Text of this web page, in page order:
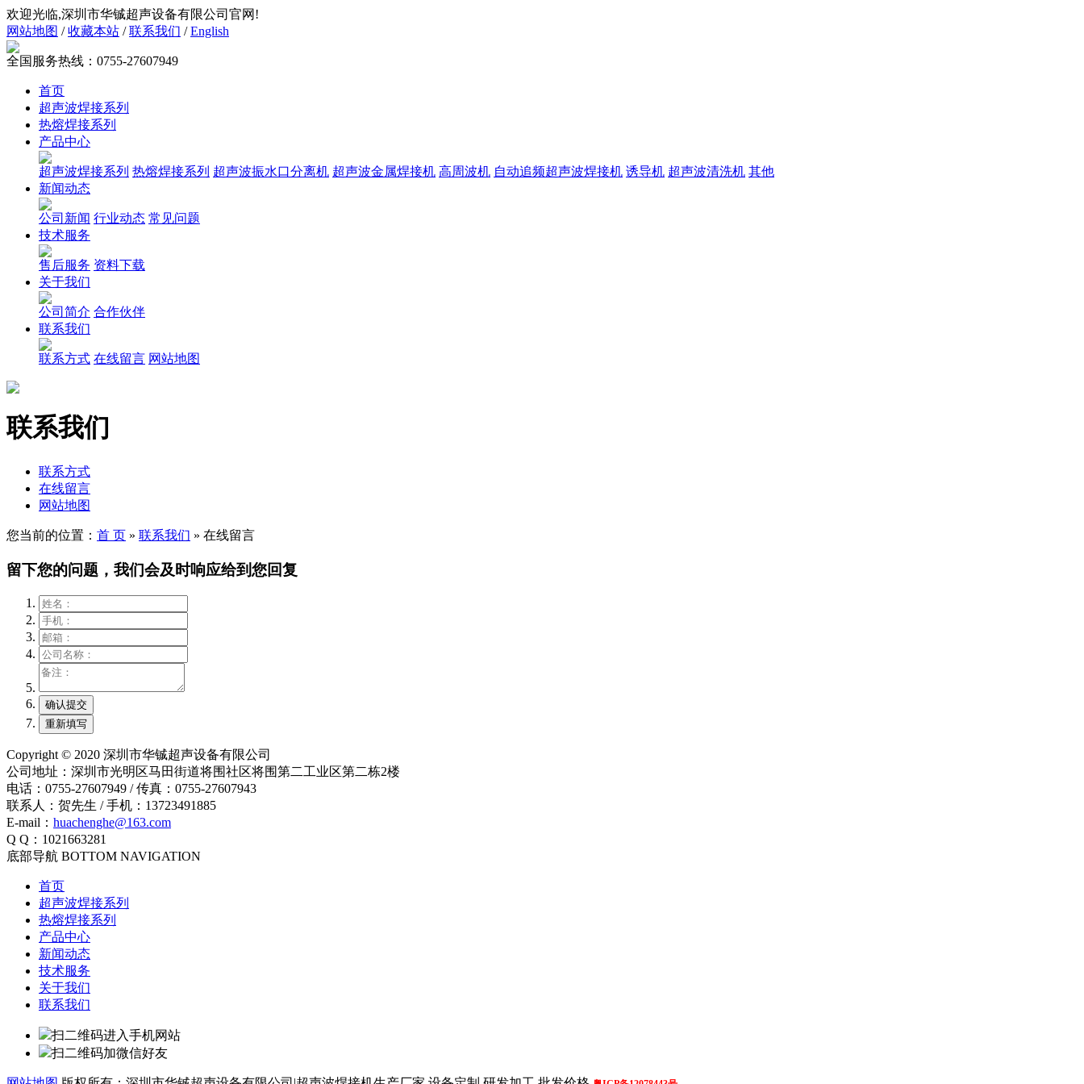
欢迎光临,深圳市华铖超声设备有限公司官网!
网站地图 /收藏本站 /联系我们 /English
全国服务热线： 0755-27607949
首页
超声波焊接系列
热熔焊接系列
产品中心
超声波焊接系列 热熔焊接系列 超声波振水口分离机 超声波金属焊接机 高周波机 自动追频超声波焊接机 诱导机 超声波清洗机 其他
新闻动态
公司新闻 行业动态 常见问题
技术服务
售后服务 资料下载
关于我们
公司简介 合作伙伴
联系我们
联系方式 在线留言 网站地图
联系我们
联系方式
在线留言
网站地图
您当前的位置： 首 页 » 联系我们 » 在线留言
留下您的问题，我们会及时响应给到您回复
Copyright © 2020 深圳市华铖超声设备有限公司
公司地址：深圳市光明区马田街道将围社区将围第二工业区第二栋2楼
电话：0755-27607949 / 传真：0755-27607943
联系人：贺先生 / 手机：13723491885
E-mail： huachenghe@163.com
Q Q：1021663281
底部导航 BOTTOM NAVIGATION
首页
超声波焊接系列
热熔焊接系列
产品中心
新闻动态
技术服务
关于我们
联系我们
扫二维码进入手机网站
扫二维码加微信好友